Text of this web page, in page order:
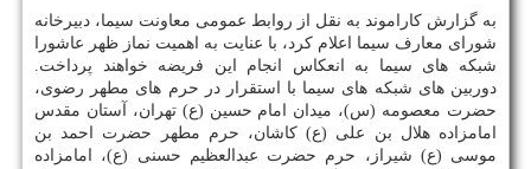
به گزارش كاراموند به نقل از روابط عمومی معاونت سیما، دبیرخانه
شورای معارف سیما اعلام كرد، با عنایت به اهمیت نماز ظهر عاشورا
شبكه های سیما به انعكاس انجام این فریضه خواهند پرداخت.
دوربین های شبكه های سیما با استقرار در حرم های مطهر رضوی،
حضرت معصومه (س)، میدان امام حسین (ع) تهران، آستان مقدس
امامزاده هلال بن علی (ع) كاشان، حرم مطهر حضرت احمد بن
موسی (ع) شیراز، حرم حضرت عبدالعظیم حسنی (ع)، امامزاده